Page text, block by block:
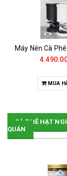
MUA
CÀ PHÊ HẠT
QUÁN